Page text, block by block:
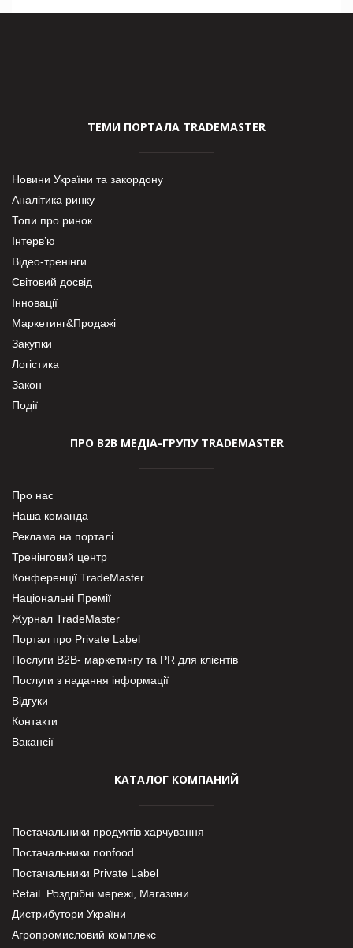
ТЕМИ ПОРТАЛА TRADEMASTER
Новини України та закордону
Аналітика ринку
Топи про ринок
Інтерв’ю
Відео-тренінги
Світовий досвід
Інновації
Маркетинг&Продажі
Закупки
Логістика
Закон
Події
ПРО В2В МЕДІА-ГРУПУ TRADEMASTER
Про нас
Наша команда
Реклама на порталі
Тренінговий центр
Конференції TradeMaster
Національні Премії
Журнал TradeMaster
Портал про Private Label
Послуги В2В- маркетингу та PR для клієнтів
Послуги з надання інформації
Відгуки
Контакти
Вакансії
КАТАЛОГ КОМПАНИЙ
Постачальники продуктів харчування
Постачальники nonfood
Постачальники Private Label
Retail. Роздрібні мережі, Магазини
Дистрибутори України
Агропромисловий комплекс